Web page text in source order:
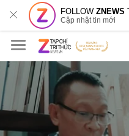
FOLLOWZNEWS
Cập nhật tin mới